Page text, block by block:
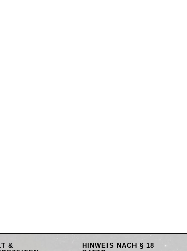
&
HINWEIS NACH § 18